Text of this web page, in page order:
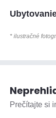
* ilustračné
Prečítajte si